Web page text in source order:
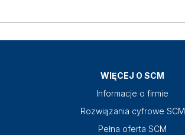
WIĘCEJ O SCM
Informacje o firmie
Rozwiązania cyfrowe SCM
Pełna oferta SCM